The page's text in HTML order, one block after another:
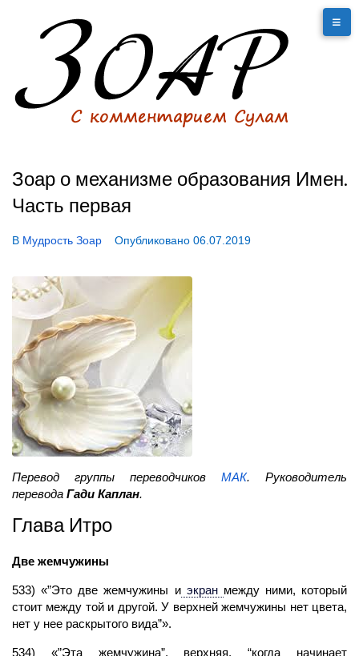
Зоар о механизме образования Имен.
Часть первая
В Мудрость Зоар Опубликовано 06.07.2019
Перевод группы переводчиков МАК. Руководитель
перевода Гади Каплан.
Глава Итро
Две жемчужины
533) «”Это две жемчужины иэкран между ними, который
стоит между той и другой. У верхней жемчужины нет цвета,
нет у нее раскрытого вида”».
534) «”Эта жемчужина”, верхняя, “когда начинает